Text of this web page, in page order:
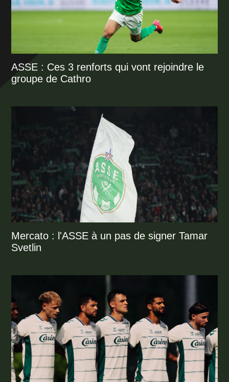
ASSE : Ces 3 renforts qui vont rejoindre le
groupe de Cathro
Mercato : l'ASSE à un pas de signer Tamar
Svetlin